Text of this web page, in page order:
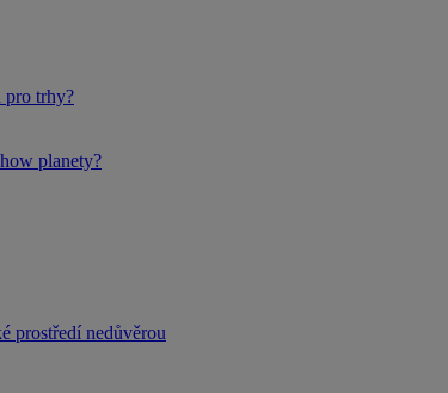
pro trhy?
planety?
prostředí nedůvěrou